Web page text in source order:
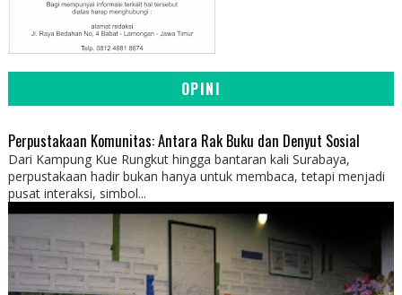
OPINI
Perpustakaan Komunitas: Antara Rak Buku dan Denyut Sosial
Dari Kampung Kue Rungkut hingga bantaran kali Surabaya,
perpustakaan hadir bukan hanya untuk membaca, tetapi menjadi
pusat interaksi, simbol...